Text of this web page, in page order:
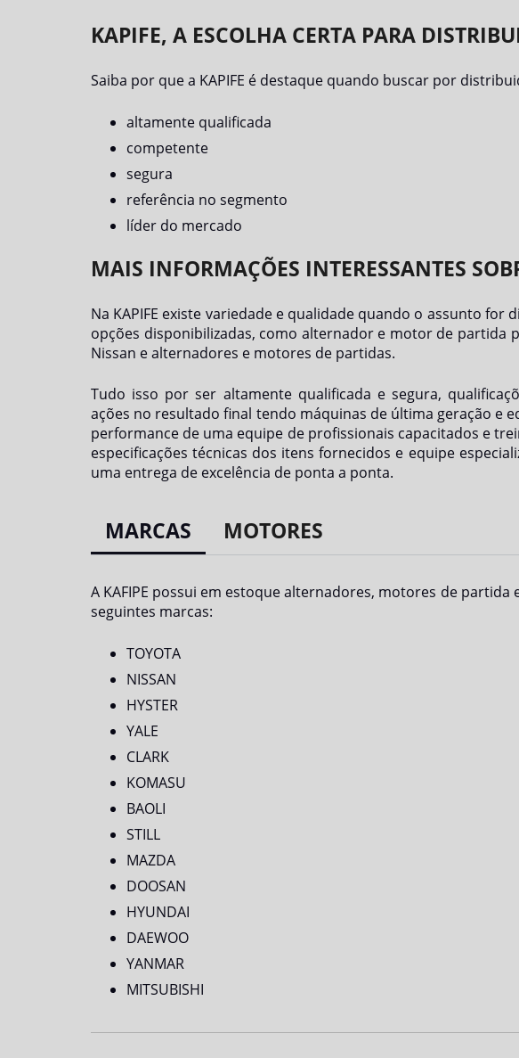
KAPIFE, A ESCOLHA CERTA PARA
Saiba por que a KAPIFE é destaque quando buscar por
altamente qualificada
competente
segura
referência no segmento
líder do mercado
MAIS INFORMAÇÕES INTERESSANTES
Na KAPIFE existe variedade e qualidade quando o assunto for
opções disponibilizadas, como alternador e motor de partida
Nissan e alternadores e motores de partidas.
Tudo isso por ser altamente qualificada e segura,
ações no resultado final tendo máquinas de última geração e
performance de uma equipe de profissionais capacitados e
especificações técnicas dos itens fornecidos e equipe
uma entrega de excelência de ponta a ponta.
MARCAS MOTORES
A KAFIPE possui em estoque alternadores, motores de
seguintes marcas:
TOYOTA
NISSAN
HYSTER
YALE
CLARK
KOMASU
BAOLI
STILL
MAZDA
DOOSAN
HYUNDAI
DAEWOO
YANMAR
MITSUBISHI